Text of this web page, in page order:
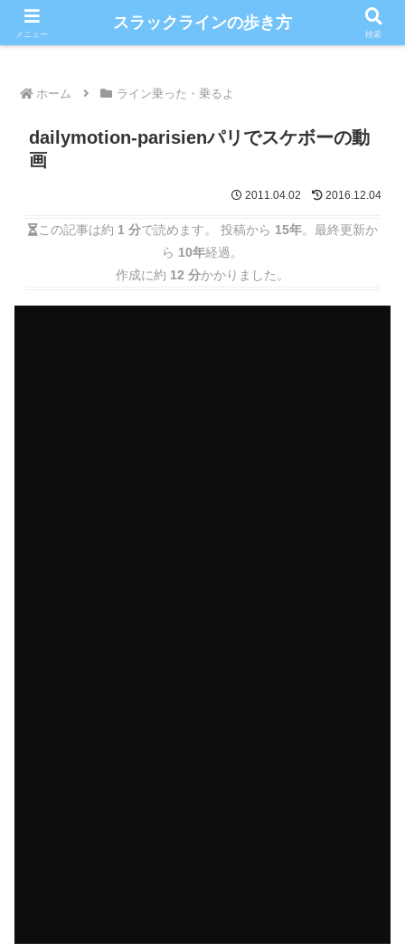
こだわりのスラックライン情報満載ブログ
ホーム ライン乗った・乗るよ
dailymotion-parisienパリでスケボーの動
画
2011.04.02 2016.12.04
この記事は約 1 分で読めます。 投稿から 15年。最終更新か
ら 10年経過。
作成に約 12 分かかりました。
メニュー
スラックラインの歩き方
検索